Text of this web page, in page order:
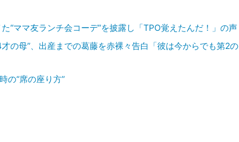
“ママ友ランチ会コーデ”を披露し「TPO覚えたんだ！」の声
の母”、出産までの葛藤を赤裸々告白「彼は今からでも第2の
の“席の座り方”